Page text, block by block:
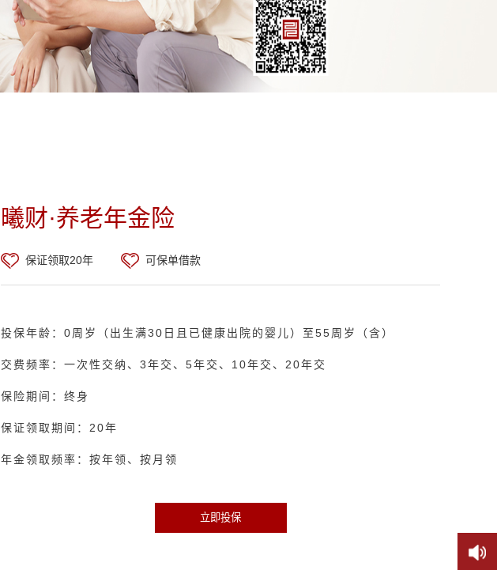
曦财·养老年金险
保证领取20年 可保单借款
投保年龄：0周岁（出生满30日且已健康出院的婴儿）至55周岁（含）
交费频率：一次性交纳、3年交、5年交、10年交、20年交
保险期间：终身
保证领取期间：20年
年金领取频率：按年领、按月领
立即投保